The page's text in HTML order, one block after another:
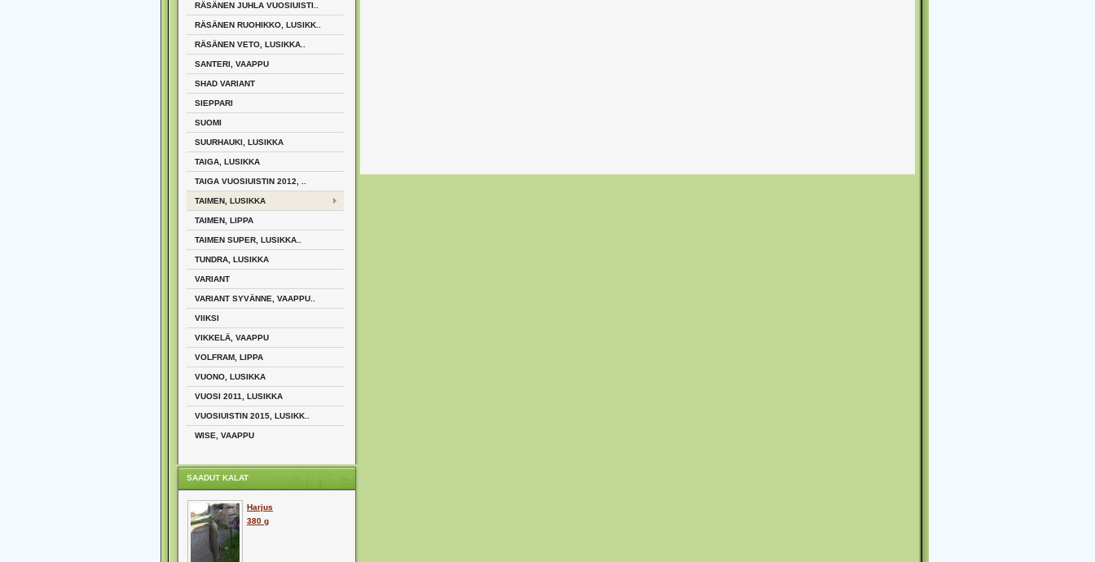
RÄSÄNEN JUHLA VUOSIUISTI..
RÄSÄNEN RUOHIKKO, LUSIKK..
RÄSÄNEN VETO, LUSIKKA..
SANTERI, VAAPPU
SHAD VARIANT
SIEPPARI
SUOMI
SUURHAUKI, LUSIKKA
TAIGA, LUSIKKA
TAIGA VUOSIUISTIN 2012, ..
TAIMEN, LUSIKKA
TAIMEN, LIPPA
TAIMEN SUPER, LUSIKKA..
TUNDRA, LUSIKKA
VARIANT
VARIANT SYVÄNNE, VAAPPU..
VIIKSI
VIKKELÄ, VAAPPU
VOLFRAM, LIPPA
VUONO, LUSIKKA
VUOSI 2011, LUSIKKA
VUOSIUISTIN 2015, LUSIKK..
WISE, VAAPPU
SAADUT KALAT
Harjus
380 g